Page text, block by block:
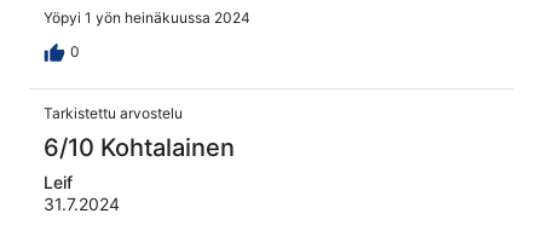
Yöpyi 1 yön heinäkuussa 2024
0
Tarkistettu arvostelu
6/10 Kohtalainen
Leif
31.7.2024